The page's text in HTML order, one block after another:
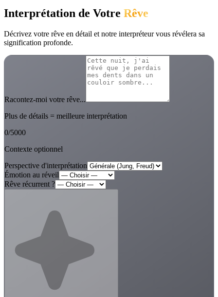
Interprétation de Votre Rêve
Décrivez votre rêve en détail et notre interpréteur vous révélera sa
signification profonde.
Racontez-moi votre rêve...
Plus de détails = meilleure interprétation
0/5000
Contexte optionnel
Perspective d'interprétation
Émotion au réveil
Rêve récurrent ?